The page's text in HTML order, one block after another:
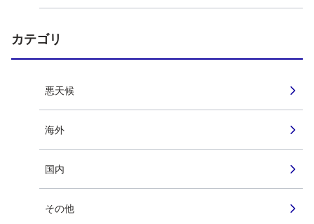
（海外）
カテゴリ
悪天候
海外
国内
その他